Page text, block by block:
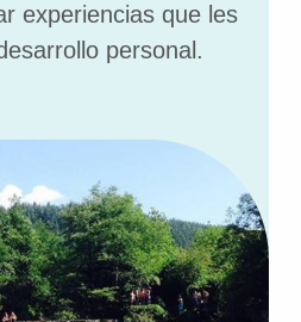
experiencias que les
personal.